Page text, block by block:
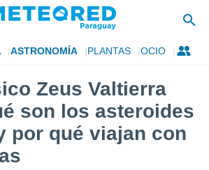
ASTRONOMÍA PLANTAS OCIO
Zeus Valtierra
son los asteroides
por qué viajan con